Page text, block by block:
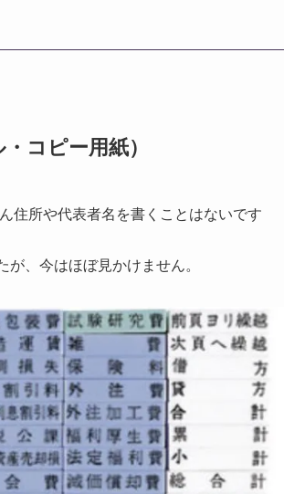
コピー用紙）
住所や代表者名を書くことはないです
、今はほぼ見かけません。